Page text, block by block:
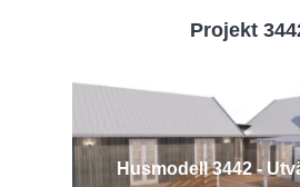
Projekt
Husmodell 3442 -